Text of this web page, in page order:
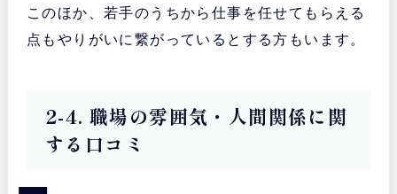
このほか、若手のうちから仕事を任せてもらえる
点もやりがいに繋がっているとする方もいます。
2-4. 職場の雰囲気・人間関係に関
する口コミ